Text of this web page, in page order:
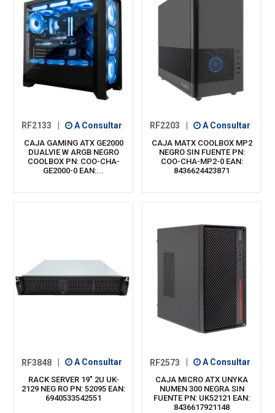
RF2133 A Consultar
CAJA GAMING ATX GE2000
DUALVIE W ARGB NEGRO
COOLBOX PN: COO-CHA-
GE2000-0 EAN:...
RF2203 A Consultar
CAJA MATX COOLBOX MP2
NEGRO SIN FUENTE PN:
COO-CHA-MP2-0 EAN:
8436624423871
RF3848 A Consultar
RACK SERVER 19" 2U UK-
2129 NEG RO PN: 52095 EAN:
6940533542551
RF2573 A Consultar
CAJA MICRO ATX UNYKA
NUMEN 300 NEGRA SIN
FUENTE PN: UK52121 EAN:
8436617921148